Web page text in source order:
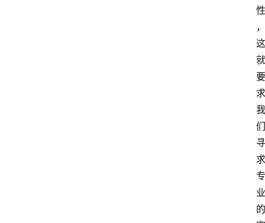
性
，
这
就
要
求
我
们
寻
求
专
业
的